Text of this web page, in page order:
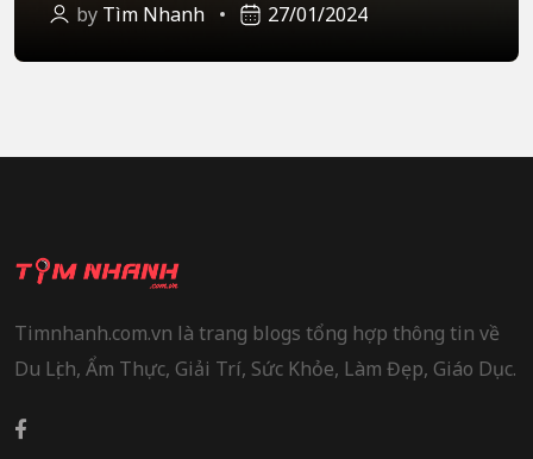
by Tìm Nhanh 27/01/2024
Timnhanh.com.vn là trang blogs tổng hợp thông tin về
Du Lịch, Ẩm Thực, Giải Trí, Sức Khỏe, Làm Đẹp, Giáo Dục.